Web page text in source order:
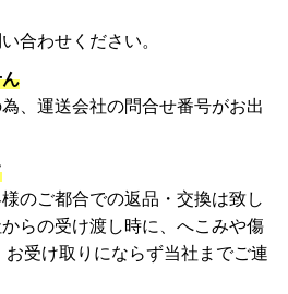
合わせください。
、運送会社の問合せ番号がお出
のご都合での返品・交換は致し
らの受け渡し時に、へこみや傷
受け取りにならず当社までご連